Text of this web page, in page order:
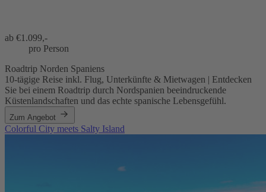
ab €1.099,-
pro Person
Roadtrip Norden Spaniens
10-tägige Reise inkl. Flug, Unterkünfte & Mietwagen | Entdecken
Sie bei einem Roadtrip durch Nordspanien beeindruckende
Küstenlandschaften und das echte spanische Lebensgefühl.
Zum Angebot
Colorful City meets Salty Island